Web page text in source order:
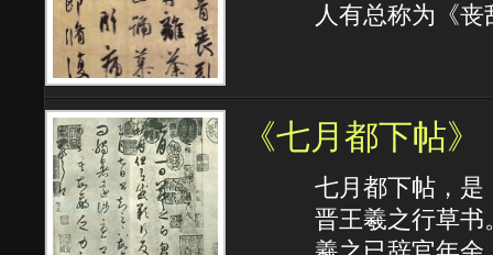
人有总称为《丧
《七月都下帖》
七月都下帖，是
晋王羲之行草书